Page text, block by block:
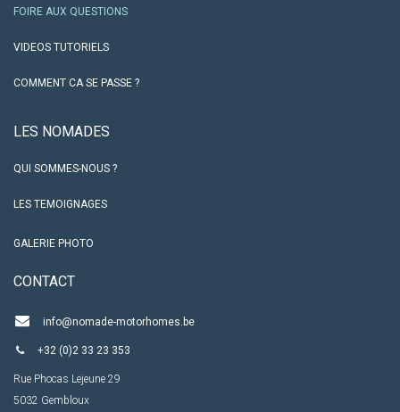
FOIRE AUX QUESTIONS
VIDEOS TUTORIELS
COMMENT CA SE PASSE ?
LES NO​MADES
QUI SOMMES-NOUS ?
LES TEMOIGNAGES
GALERIE PHOTO
CO​NTACT
info@nomade-motorhomes.be
+32 (0)2 33 23 353
Rue Phocas Lejeune 29
5032 Gembloux